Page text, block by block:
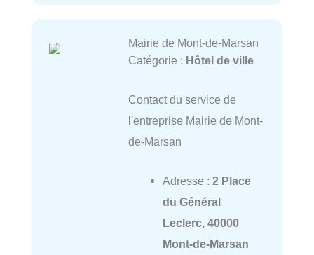
Mairie de Mont-de-Marsan
Catégorie : Hôtel de ville
Contact du service de
l'entreprise Mairie de Mont-
de-Marsan
Adresse : 2 Place
du Général
Leclerc, 40000
Mont-de-Marsan